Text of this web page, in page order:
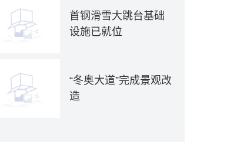
推动全面依法治国新
实践
首钢滑雪大跳台基础
设施已就位
“冬奥大道”完成景观改
造